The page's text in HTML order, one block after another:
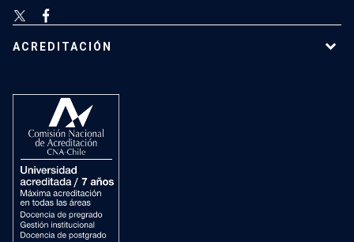
ACREDITACIÓN